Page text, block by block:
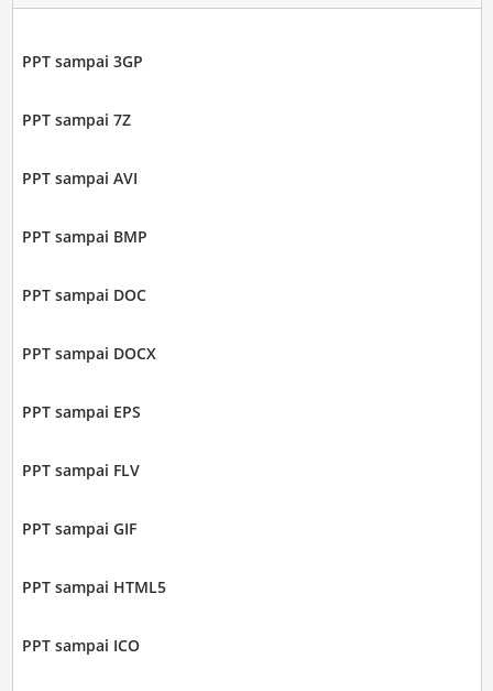
PPT sampai 3GP
PPT sampai 7Z
PPT sampai AVI
PPT sampai BMP
PPT sampai DOC
PPT sampai DOCX
PPT sampai EPS
PPT sampai FLV
PPT sampai GIF
PPT sampai HTML5
PPT sampai ICO